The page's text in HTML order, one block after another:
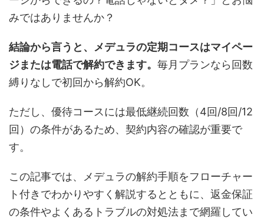
みではありませんか？
結論から言うと、メデュラの定期コースはマイペー
ジまたは電話で解約できます。 毎月プランなら回数
縛りなしで初回から解約OK。
ただし、優待コースには最低継続回数（4回/8回/12
回）の条件があるため、契約内容の確認が重要で
す。
この記事では、メデュラの解約手順をフローチャー
ト付きでわかりやすく解説するとともに、返金保証
の条件やよくあるトラブルの対処法まで網羅してい